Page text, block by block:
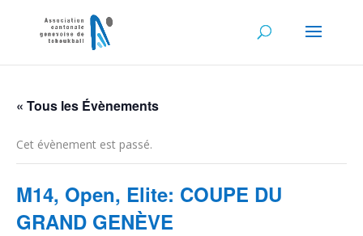
« Tous les Évènements
Cet évènement est passé.
M14, Open, Elite: COUPE DU
GRAND GENÈVE